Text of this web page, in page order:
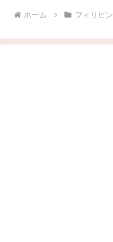
ホーム フィリピン